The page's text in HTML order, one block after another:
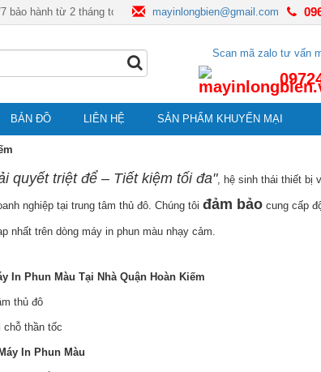
từ 2 tháng tới 6 tháng hotline 0983.504.555
mayinlongbien@gmail.com
Scan mã zalo tư vấn
BẢN ĐỒ LIÊN HỆ SẢN PHẨM KHUYẾN MẠI
quyết triệt để – Tiết kiệm tối đa", hệ sinh thái thiết bị
nghiệp tại trung tâm thủ đô. Chúng tôi đảm bảocung cấp
nhất trên dòng máy in phun màu nhạy cảm.
In Phun Màu Tại Nhà Quận Hoàn Kiếm
thủ đô
thần tốc
In Phun Màu